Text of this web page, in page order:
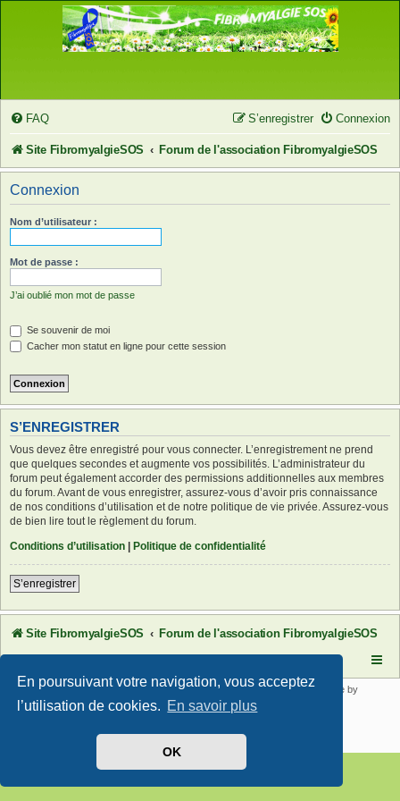
En poursuivant votre navigation, vous acceptez
l’utilisation de cookies. En savoir plus
OK
FAQ Connexion
S’enregistrer
Site FibromyalgieSOS Forum de l'association FibromyalgieSOS
Connexion
Nom d’utilisateur :
Mot de passe :
J’ai oublié mon mot de passe
Se souvenir de moi
Cacher mon statut en ligne pour cette session
S’ENREGISTRER
Vous devez être enregistré pour vous connecter. L’enregistrement ne prend
que quelques secondes et augmente vos possibilités. L’administrateur du
forum peut également accorder des permissions additionnelles aux membres
du forum. Avant de vous enregistrer, assurez-vous d’avoir pris connaissance
de nos conditions d’utilisation et de notre politique de vie privée. Assurez-vous
de bien lire tout le règlement du forum.
Conditions d’utilisation
Politique de confidentialité
S’enregistrer
Site FibromyalgieSOS Forum de l'association FibromyalgieSOS
Développé parphpBB® Forum Software © phpBB Limited | SE Square by
PhpBB3 BBCodes
Confidentialité|Conditions